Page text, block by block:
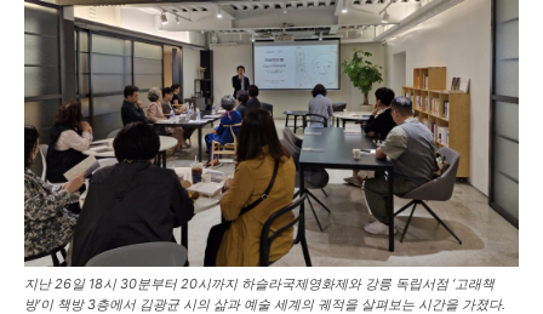
지난 26일 18시 30분부터 20시까지 하슬라국제영화제와 강릉 독립서점 ‘고래책
방’이 책방 3층에서 김광균 시의 삶과 예술 세계의 궤적을 살펴보는 시간을 가졌다.